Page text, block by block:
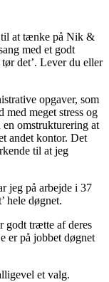
til at tænke på Nik &
med et godt
det’. Lever du eller
opgaver, som
meget stress og
omstrukturering at
andet kontor. Det
til at jeg
jeg på arbejde i 37
hele døgnet.
godt trætte af deres
er på jobbet døgnet
et valg.